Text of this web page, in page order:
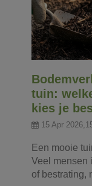
tuin:
kies je
15 Apr
Een mooie
Veel mensen
of bestrating,